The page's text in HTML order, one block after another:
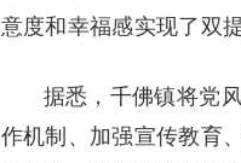
意度和幸福感实现了双提
据悉，千佛镇将党
作机制、加强宣传教育